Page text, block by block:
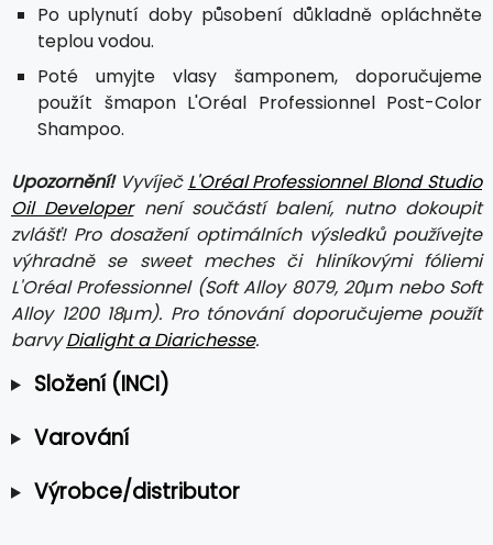
Po uplynutí doby působení důkladně opláchněte
teplou vodou.
Poté umyjte vlasy šamponem, doporučujeme
použít šmapon L'Oréal Professionnel Post-Color
Shampoo.
Upozornění!Vyvíječ L'Oréal Professionnel Blond Studio
Oil Developernení součástí balení, nutno dokoupit
zvlášť! Pro dosažení optimálních výsledků používejte
výhradně se sweet meches či hliníkovými fóliemi
L'Oréal Professionnel (Soft Alloy 8079, 20μm nebo Soft
Alloy 1200 18μm). Pro tónování doporučujeme použít
barvyDialight a Diarichesse.
Složení (INCI)
Varování
Výrobce/distributor